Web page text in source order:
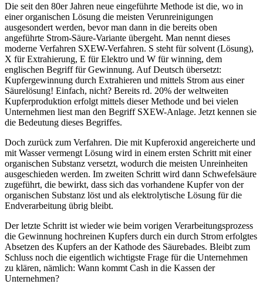
Die seit den 80er Jahren neue eingeführte Methode ist die, wo in
einer organischen Lösung die meisten Verunreinigungen
ausgesondert werden, bevor man dann in die bereits oben
angeführte Strom-Säure-Variante übergeht. Man nennt dieses
moderne Verfahren SXEW-Verfahren. S steht für solvent (Lösung),
X für Extrahierung, E für Elektro und W für winning, dem
englischen Begriff für Gewinnung. Auf Deutsch übersetzt:
Kupfergewinnung durch Extrahieren und mittels Strom aus einer
Säurelösung! Einfach, nicht? Bereits rd. 20% der weltweiten
Kupferproduktion erfolgt mittels dieser Methode und bei vielen
Unternehmen liest man den Begriff SXEW-Anlage. Jetzt kennen sie
die Bedeutung dieses Begriffes.
Doch zurück zum Verfahren. Die mit Kupferoxid angereicherte und
mit Wasser vermengt Lösung wird in einem ersten Schritt mit einer
organischen Substanz versetzt, wodurch die meisten Unreinheiten
ausgeschieden werden. Im zweiten Schritt wird dann Schwefelsäure
zugeführt, die bewirkt, dass sich das vorhandene Kupfer von der
organischen Substanz löst und als elektrolytische Lösung für die
Endverarbeitung übrig bleibt.
Der letzte Schritt ist wieder wie beim vorigen Verarbeitungsprozess
die Gewinnung hochreinen Kupfers durch ein durch Strom erfolgtes
Absetzen des Kupfers an der Kathode des Säurebades. Bleibt zum
Schluss noch die eigentlich wichtigste Frage für die Unternehmen
zu klären, nämlich: Wann kommt Cash in die Kassen der
Unternehmen?